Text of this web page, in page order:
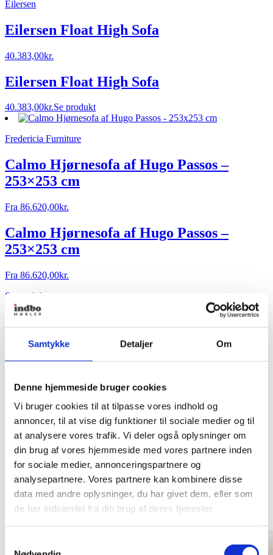
Samtykke Detaljer Om
Denne hjemmeside bruger cookies
Vi bruger cookies til at tilpasse vores indhold og
annoncer, til at vise dig funktioner til sociale medier og til
at analysere vores trafik. Vi deler også oplysninger om
din brug af vores hjemmeside med vores partnere inden
for sociale medier, annonceringspartnere og
analysepartnere. Vores partnere kan kombinere disse
data med andre oplysninger, du har givet dem, eller som
de har indsamlet fra din brug af deres tjenester.
Eilersen
Eilersen Float High Sofa
40.383,00kr.
Eilersen Float High Sofa
40.383,00kr.Se produkt
Fredericia Furniture
Calmo Hjørnesofa af Hugo Passos –
253×253 cm
Fra 86.620,00kr.
Calmo Hjørnesofa af Hugo Passos –
253×253 cm
Fra 86.620,00kr.
Se produkt